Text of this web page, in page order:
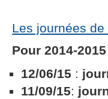
Les journées
Pour 2014-
12/06/15 :
11/09/15: